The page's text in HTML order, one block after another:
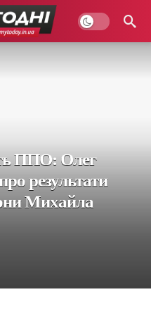
ППО: Олег
результати
Михайла